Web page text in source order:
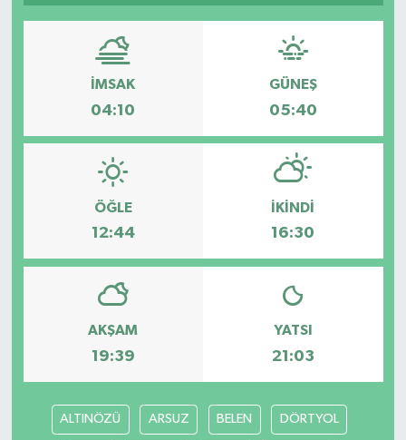
İMSAK
04:10
GÜNEŞ
05:40
ÖĞLE
12:44
İKINDI
16:30
AKŞAM
19:39
YATSI
21:03
ALTINÖZÜ ARSUZ BELEN DÖRTYOL
ÖZEL HABER
SAĞLIK
SPOR
TEKNOLOJİ
TİCARET